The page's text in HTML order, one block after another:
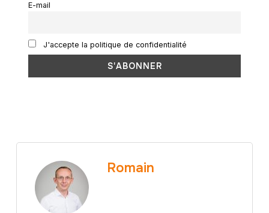
E-mail
J'accepte la politique de confidentialité
Romain